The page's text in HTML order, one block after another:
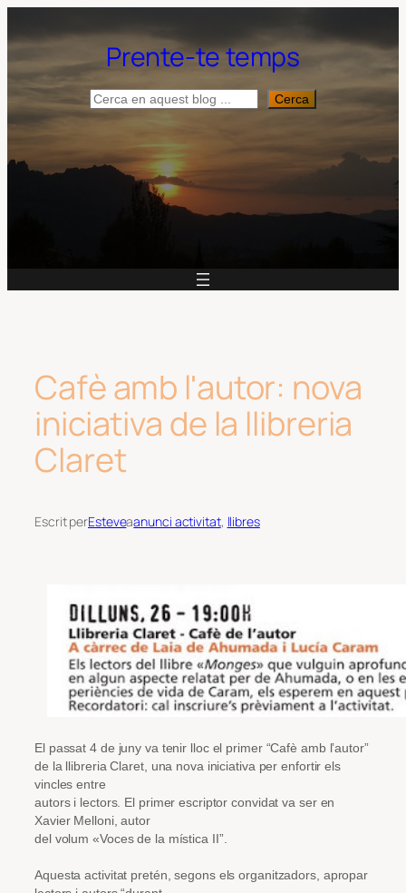
Prente-te temps
Cerca Cerca
Cafè amb l'autor: nova
iniciativa de la llibreria
Claret
Escrit perEsteveaanunci activitat, llibres
El passat 4 de juny va tenir lloc el primer “Cafè amb l’autor”
de la llibreria Claret, una nova iniciativa per enfortir els
vincles entre
autors i lectors. El primer escriptor convidat va ser en
Xavier Melloni, autor
del volum «Voces de la mística II”.
Aquesta activitat pretén, segons els organitzadors, apropar